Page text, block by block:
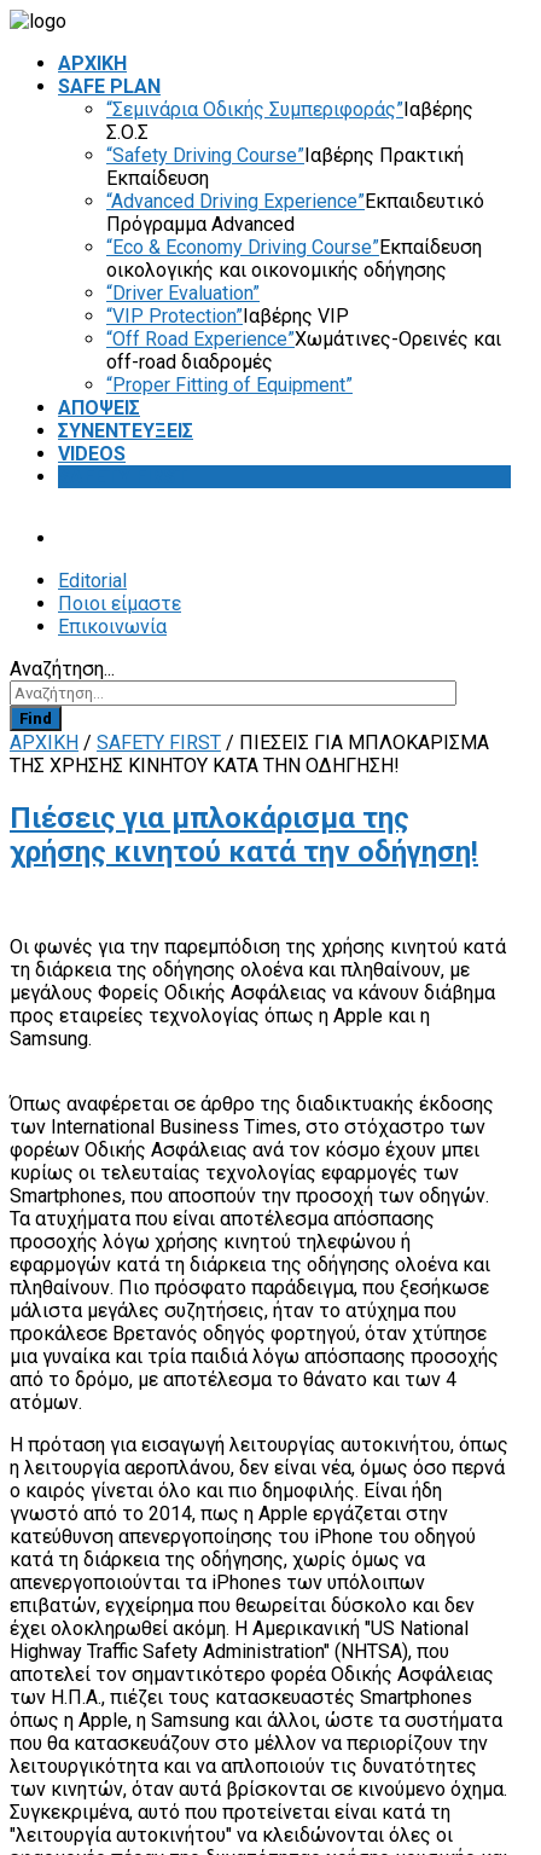
ΑΡΧΙΚΗ
SAFE PLAN
“Σεμινάρια Οδικής Συμπεριφοράς”Ιαβέρης
Σ.Ο.Σ
“Safety Driving Course”Ιαβέρης Πρακτική
Εκπαίδευση
“Advanced Driving Experience”Εκπαιδευτικό
Πρόγραμμα Advanced
“Eco & Economy Driving Course”Εκπαίδευση
οικολογικής και οικονομικής οδήγησης
“Driver Evaluation”
“VIP Protection”Ιαβέρης VIP
“Off Road Experience”Χωμάτινες-Ορεινές και
off-road διαδρομές
“Proper Fitting of Equipment”
ΑΠΟΨΕΙΣ
ΣΥΝΕΝΤΕΥΞΕΙΣ
VIDEOS
Editorial
Ποιοι είμαστε
Επικοινωνία
Αναζήτηση...
Find
ΑΡΧΙΚΗ / SAFETY FIRST / ΠΙΈΣΕΙΣ ΓΙΑ ΜΠΛΟΚΆΡΙΣΜΑ
ΤΗΣ ΧΡΉΣΗΣ ΚΙΝΗΤΟΎ ΚΑΤΆ ΤΗΝ ΟΔΉΓΗΣΗ!
Πιέσεις για μπλοκάρισμα της
χρήσης κινητού κατά την οδήγηση!
Οι φωνές για την παρεμπόδιση της χρήσης κινητού κατά
τη διάρκεια της οδήγησης ολοένα και πληθαίνουν, με
μεγάλους Φορείς Οδικής Ασφάλειας να κάνουν διάβημα
προς εταιρείες τεχνολογίας όπως η Apple και η
Samsung.
Όπως αναφέρεται σε άρθρο της διαδικτυακής έκδοσης
των International Business Times, στο στόχαστρο των
φορέων Οδικής Ασφάλειας ανά τον κόσμο έχουν μπει
κυρίως οι τελευταίας τεχνολογίας εφαρμογές των
Smartphones, που αποσπούν την προσοχή των οδηγών.
Τα ατυχήματα που είναι αποτέλεσμα απόσπασης
προσοχής λόγω χρήσης κινητού τηλεφώνου ή
εφαρμογών κατά τη διάρκεια της οδήγησης ολοένα και
πληθαίνουν. Πιο πρόσφατο παράδειγμα, που ξεσήκωσε
μάλιστα μεγάλες συζητήσεις, ήταν το ατύχημα που
προκάλεσε Βρετανός οδηγός φορτηγού, όταν χτύπησε
μια γυναίκα και τρία παιδιά λόγω απόσπασης προσοχής
από το δρόμο, με αποτέλεσμα το θάνατο και των 4
ατόμων.
Η πρόταση για εισαγωγή λειτουργίας αυτοκινήτου, όπως
η λειτουργία αεροπλάνου, δεν είναι νέα, όμως όσο περνά
ο καιρός γίνεται όλο και πιο δημοφιλής. Είναι ήδη
γνωστό από το 2014, πως η Apple εργάζεται στην
κατεύθυνση απενεργοποίησης του iPhone του οδηγού
κατά τη διάρκεια της οδήγησης, χωρίς όμως να
απενεργοποιούνται τα iPhones των υπόλοιπων
επιβατών, εγχείρημα που θεωρείται δύσκολο και δεν
έχει ολοκληρωθεί ακόμη. Η Αμερικανική "US National
Highway Traffic Safety Administration" (NHTSA), που
αποτελεί τον σημαντικότερο φορέα Οδικής Ασφάλειας
των Η.Π.Α., πιέζει τους κατασκευαστές Smartphones
όπως η Apple, η Samsung και άλλοι, ώστε τα συστήματα
που θα κατασκευάζουν στο μέλλον να περιορίζουν την
λειτουργικότητα και να απλοποιούν τις δυνατότητες
των κινητών, όταν αυτά βρίσκονται σε κινούμενο όχημα.
Συγκεκριμένα, αυτό που προτείνεται είναι κατά τη
"λειτουργία αυτοκινήτου" να κλειδώνονται όλες οι